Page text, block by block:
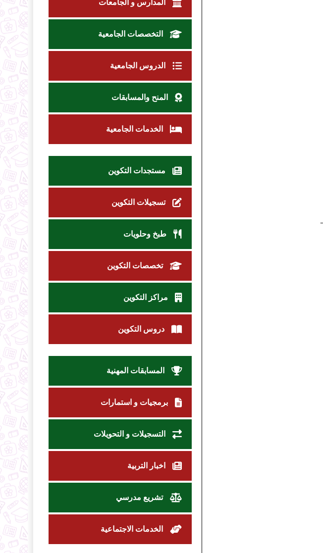
المدارس و الجامعات
التخصصات الجامعية
الدروس الجامعية
المنح والمسابقات
الخدمات الجامعية
مستجدات التكوين
تسجيلات التكوين
طبخ وحلويات
تخصصات التكوين
مراكز التكوين
دروس التكوين
المسابقات المهنية
برمجيات و استمارات
التسجيلات و التحويلات
اخبار التربية
تشريع مدرسي
الخدمات الاجتماعية